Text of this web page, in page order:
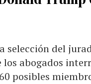
selección del
los abogados
posibles